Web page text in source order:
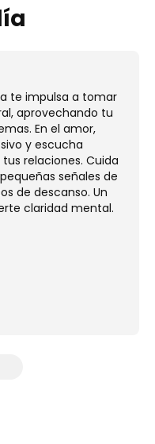
te impulsa a tomar
aprovechando tu
En el amor,
y escucha
relaciones. Cuida
señales de
de descanso. Un
claridad mental.